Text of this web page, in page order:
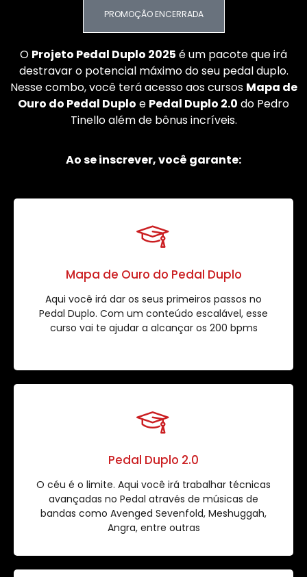
PROMOÇÃO ENCERRADA
O Projeto Pedal Duplo 2025 é um pacote que irá
destravar o potencial máximo do seu pedal duplo.
Nesse combo, você terá acesso aos cursos Mapa de
Ouro do Pedal Duplo e Pedal Duplo 2.0 do Pedro
Tinello além de bônus incríveis.
Ao se inscrever, você garante:
Mapa de Ouro do Pedal Duplo
Aqui você irá dar os seus primeiros passos no
Pedal Duplo. Com um conteúdo escalável, esse
curso vai te ajudar a alcançar os 200 bpms
Pedal Duplo 2.0
O céu é o limite. Aqui você irá trabalhar técnicas
avançadas no Pedal através de músicas de
bandas como Avenged Sevenfold, Meshuggah,
Angra, entre outras